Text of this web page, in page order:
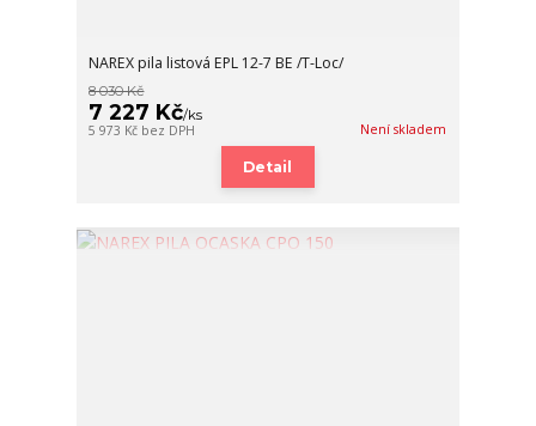
NAREX pila listová EPL 12-7 BE /T-Loc/
8 030 Kč
7 227 Kč/ks
5 973 Kč bez DPH Není skladem
Detail